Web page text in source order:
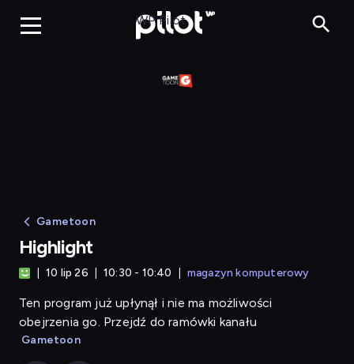
Highlight
WP Pilot
Gametoon
Highlight
10 lip 26 10:30 - 10:40 magazyn komputerowy
Ten program już upłynął i nie ma możliwości
obejrzenia go. Przejdź do ramówki kanału
Gametoon